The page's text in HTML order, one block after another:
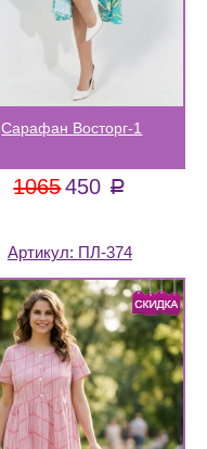
Сарафан Восторг-1
1065450 a
Артикул: ПЛ-374